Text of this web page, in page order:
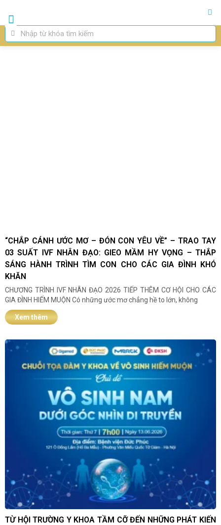
“CHẮP CÁNH ƯỚC MƠ – ĐÓN CON YÊU VỀ” – TRAO TAY
03 SUẤT IVF NHÂN ĐẠO: GIEO MẦM HY VỌNG – THẮP
SÁNG HÀNH TRÌNH TÌM CON CHO CÁC GIA ĐÌNH KHÓ
KHĂN
CHƯƠNG TRÌNH IVF NHÂN ĐẠO 2026 TIẾP THÊM CƠ HỘI CHO CÁC
GIA ĐÌNH HIẾM MUỘN Có những ước mơ chẳng hề to lớn, không
Xem thêm
TỪ HỘI TRƯỜNG Y KHOA TẦM CỠ ĐẾN NHỮNG PHÁT KIẾN